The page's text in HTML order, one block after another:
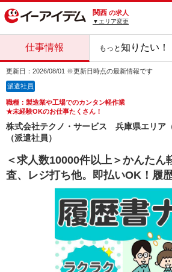
関西 の求人
▼エリア変更
仕事情報 もっと知りたい！
更新日：2026/08/01 ※更新日時点の最新情報です
派遣社員
職種：製造業や工場でのカンタン軽作業
★未経験OKのお仕事たくさん！
株式会社テクノ・サービス 兵庫県エリア
（派遣社員）
＜求人数10000件以上＞かんたん
査、レジ打ち他。即払いOK！履